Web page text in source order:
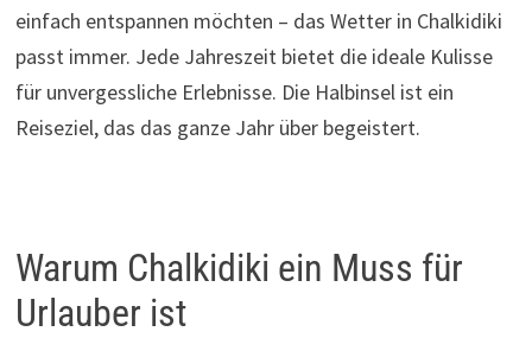
einfach entspannen möchten – das Wetter in Chalkidiki
passt immer. Jede Jahreszeit bietet die ideale Kulisse
für unvergessliche Erlebnisse. Die Halbinsel ist ein
Reiseziel, das das ganze Jahr über begeistert.
Warum Chalkidiki ein Muss für
Urlauber ist